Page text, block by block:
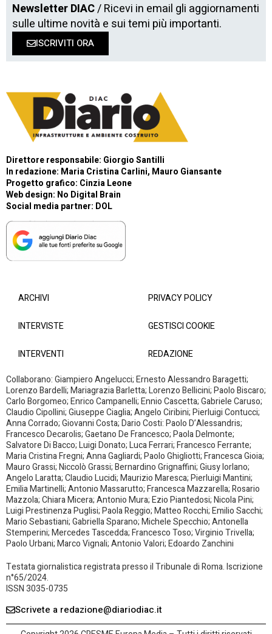
Newsletter DIAC/ Ricevi in email gli aggiornamenti
sulle ultime novità e sui temi più importanti.
ISCRIVITI ORA
Direttore responsabile: Giorgio Santilli
In redazione: Maria Cristina Carlini, Mauro Giansante
Progetto grafico: Cinzia Leone
Web design: No Digital Brain
Social media partner: DOL
ARCHIVI
INTERVISTE
INTERVENTI
PRIVACY POLICY
GESTISCI COOKIE
REDAZIONE
Collaborano: Giampiero Angelucci; Ernesto Alessandro Baragetti;
Lorenzo Bardelli; Mariagrazia Barletta; Lorenzo Bellicini; Paolo Biscaro;
Carlo Borgomeo; Enrico Campanelli; Ennio Cascetta; Gabriele Caruso;
Claudio Cipollini; Giuseppe Ciaglia; Angelo Ciribini; Pierluigi Contucci;
Anna Corrado; Giovanni Costa; Dario Costi: Paolo D’Alessandris;
Francesco Decarolis; Gaetano De Francesco; Paola Delmonte;
Salvatore Di Bacco; Luigi Donato; Luca Ferrari; Francesco Ferrante;
Maria Cristina Fregni; Anna Gagliardi; Paolo Ghigliotti; Francesca Gioia;
Mauro Grassi; Niccolò Grassi; Bernardino Grignaffini; Giusy Iorlano;
Angelo Laratta; Claudio Lucidi; Maurizio Maresca; Pierluigi Mantini;
Emilia Martinelli; Antonio Massarutto; Francesca Mazzarella; Rosario
Mazzola; Chiara Micera; Antonio Mura; Ezio Piantedosi; Nicola Pini;
Luigi Prestinenza Puglisi; Paola Reggio; Matteo Rocchi; Emilio Sacchi;
Mario Sebastiani; Gabriella Sparano; Michele Specchio; Antonella
Stemperini; Mercedes Tascedda; Francesco Toso; Virginio Trivella;
Paolo Urbani; Marco Vignali; Antonio Valori; Edoardo Zanchini
Testata giornalistica registrata presso il Tribunale di Roma. Iscrizione
n°65/2024.
ISSN 3035-0735
Scrivete a redazione@diariodiac.it